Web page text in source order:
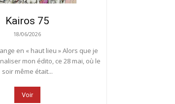
Kairos 75
18/06/2026
en « haut lieu » Alors que je
mon édito, ce 28 mai, où le
soir même était...
Voir